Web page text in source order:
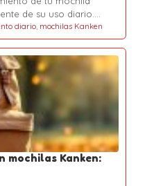
de su uso diario.…
diario, mochilas Kanken
mochilas Kanken: